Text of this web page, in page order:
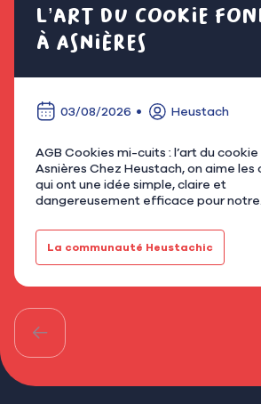
l’art du cookie
à Asnières
03/08/2026 Heustach
AGB Cookies mi-cuits : l’art du
Asnières Chez Heustach, on aime les commerces
qui ont une idée simple, claire et
dangereusement efficace pour notre
installé au 21 rue de Bretagne à As…
La communauté Heustachic